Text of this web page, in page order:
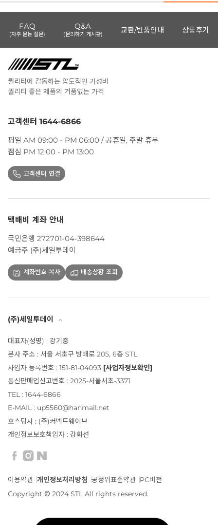
FAQ
(자주 묻는 질문)
Q&A
(문의하기 게시판) 교환/반품안내 상품후기
퀄리티에 감동하는 압도적인 가성비
퀄리티 좋은 제품의 거품없는 가격
고객센터 1644-6866
평일 AM 09:00 - PM 06:00 / 공휴일, 주말 휴무
점심 PM 12:00 - PM 13:00
고객센터 연결
택배비 계좌 안내
국민은행 272701-04-398644
예금주 (주)세일투데이
계좌번호 복사 배송상황 조회
(주)세일투데이
대표자(성명) : 강기중
본사 주소 : 서울 서초구 방배로 205, 6층 STL
사업자 등록번호 : 151-81-04093 [사업자정보확인]
통신판매업신고번호 : 2025-서울서초-3371
TEL : 1644-6866
E-MAIL : up5560@hanmail.net
호스팅사 : (주)커넥트웨이브
개인정보보호책임자 : 강화선
이용약관 개인정보처리방침 공정위표준약관 PC버전
Copyright © 2024 STL All rights reserved.